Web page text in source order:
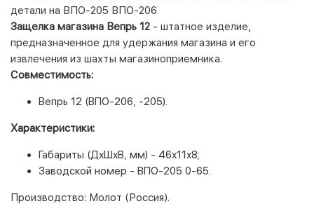
детали на ВПО-205 ВПО-206
Защелка магазина Вепрь 12 - штатное изделие,
предназначенное для удержания магазина и его
извлечения из шахты магазиноприемника.
Совместимость:
Вепрь 12 (ВПО-206, -205).
Характеристики:
Габариты (ДхШхВ, мм) - 46х11х8;
Заводской номер - ВПО-205 0-65.
Производство: Молот (Россия).